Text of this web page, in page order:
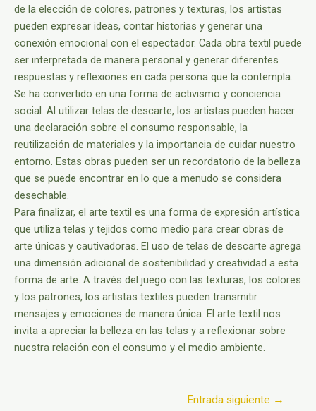
de la elección de colores, patrones y texturas, los artistas
pueden expresar ideas, contar historias y generar una
conexión emocional con el espectador. Cada obra textil puede
ser interpretada de manera personal y generar diferentes
respuestas y reflexiones en cada persona que la contempla.
Se ha convertido en una forma de activismo y conciencia
social. Al utilizar telas de descarte, los artistas pueden hacer
una declaración sobre el consumo responsable, la
reutilización de materiales y la importancia de cuidar nuestro
entorno. Estas obras pueden ser un recordatorio de la belleza
que se puede encontrar en lo que a menudo se considera
desechable.
Para finalizar, el arte textil es una forma de expresión artística
que utiliza telas y tejidos como medio para crear obras de
arte únicas y cautivadoras. El uso de telas de descarte agrega
una dimensión adicional de sostenibilidad y creatividad a esta
forma de arte. A través del juego con las texturas, los colores
y los patrones, los artistas textiles pueden transmitir
mensajes y emociones de manera única. El arte textil nos
invita a apreciar la belleza en las telas y a reflexionar sobre
nuestra relación con el consumo y el medio ambiente.
Entrada siguiente →